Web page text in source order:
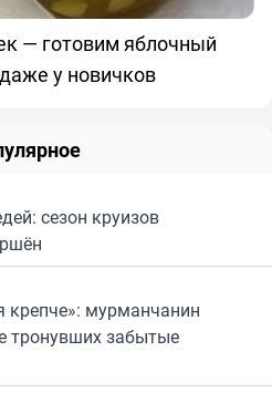
— готовим яблочный
у новичков
сезон круизов
крепче»: мурманчанин
тронувших забытые